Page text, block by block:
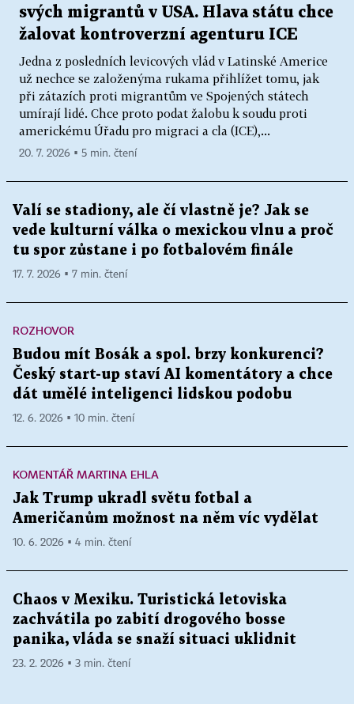
svých migrantů v USA. Hlava státu chce
žalovat kontroverzní agenturu ICE
Jedna z posledních levicových vlád v Latinské Americe
už nechce se založenýma rukama přihlížet tomu, jak
při zátazích proti migrantům ve Spojených státech
umírají lidé. Chce proto podat žalobu k soudu proti
americkému Úřadu pro migraci a cla (ICE),...
20. 7. 2026 ▪ 5 min. čtení
Valí se stadiony, ale čí vlastně je? Jak se
vede kulturní válka o mexickou vlnu a proč
tu spor zůstane i po fotbalovém finále
17. 7. 2026 ▪ 7 min. čtení
ROZHOVOR
Budou mít Bosák a spol. brzy konkurenci?
Český start-up staví AI komentátory a chce
dát umělé inteligenci lidskou podobu
12. 6. 2026 ▪ 10 min. čtení
KOMENTÁŘ MARTINA EHLA
Jak Trump ukradl světu fotbal a
Američanům možnost na něm víc vydělat
10. 6. 2026 ▪ 4 min. čtení
Chaos v Mexiku. Turistická letoviska
zachvátila po zabití drogového bosse
panika, vláda se snaží situaci uklidnit
23. 2. 2026 ▪ 3 min. čtení